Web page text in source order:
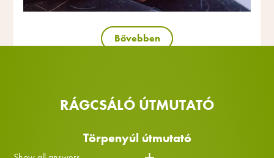
Bővebben
RÁGCSÁLÓ ÚTMUTATÓ
Törpenyúl útmutató